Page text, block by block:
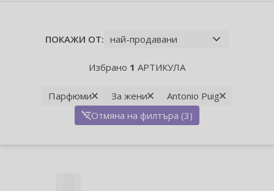
ПОКАЖИ ОТ:
Избрано 1 АРТИКУЛА
Парфюми За жени
Antonio Puig
Отмяна на филтъра (3)